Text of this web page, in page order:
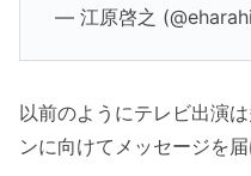
— 江原啓之
以前のようにテレビ出演
ンに向けてメッセージを届